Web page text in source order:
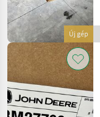
Új gép